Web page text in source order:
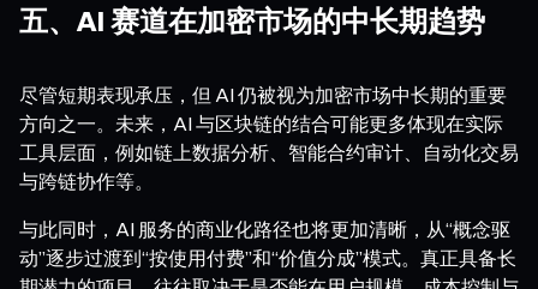
五、AI 赛道在加密市场的中长期趋势
尽管短期表现承压，但 AI 仍被视为加密市场中长期的重要
方向之一。未来，AI 与区块链的结合可能更多体现在实际
工具层面，例如链上数据分析、智能合约审计、自动化交易
与跨链协作等。
与此同时，AI 服务的商业化路径也将更加清晰，从“概念驱
动”逐步过渡到“按使用付费”和“价值分成”模式。真正具备长